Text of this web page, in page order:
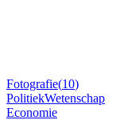
Fotografie(10)
PolitiekWetenschap
Economie